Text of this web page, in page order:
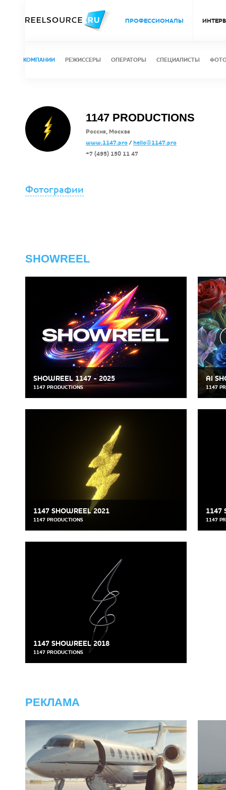
ПРОФЕССИОНАЛЫ
КОМПАНИИ РЕЖИССЕРЫ ОПЕРАТОРЫ СПЕЦИАЛИСТЫ
1147 PRODUCTIONS
Россия, Москва
www.1147.pro/hello@1147.pro
+7 (495) 150 11 47
Фотографии
SHOWREEL
SHOWREEL 1147 - 2025
1147 PRODUCTIONS
AI
1147
1147 SHOWREEL 2021
1147 PRODUCTIONS
1147
1147
1147 SHOWREEL 2018
1147 PRODUCTIONS
РЕКЛАМА